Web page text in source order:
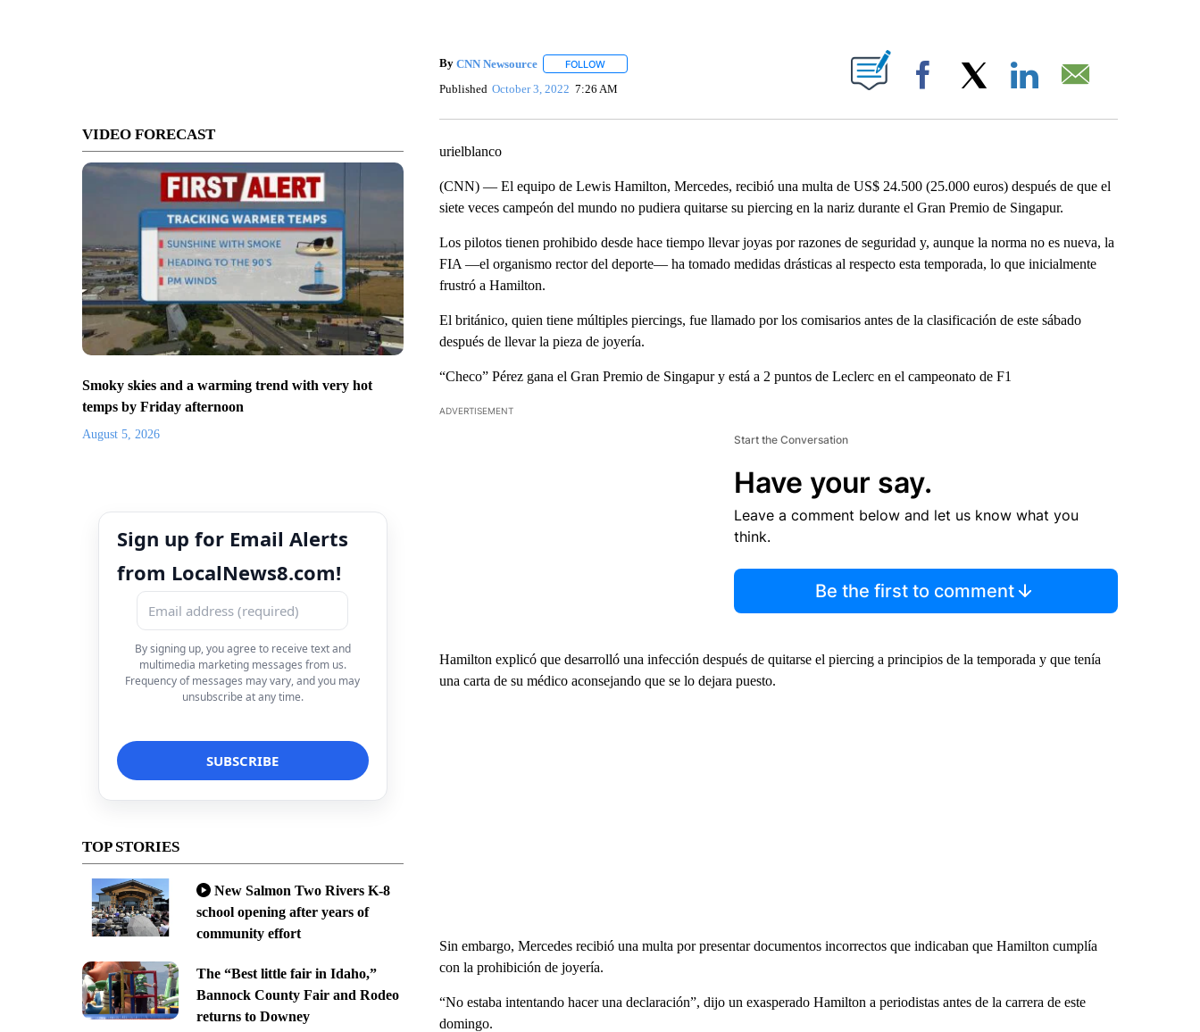
VIDEO FORECAST
Smoky skies and a warming trend with very hot
temps by Friday afternoon
August 5, 2026
Sign up for Email Alerts
from LocalNews8.com!
By signing up, you agree to receive text and
multimedia marketing messages from us.
Frequency of messages may vary, and you may
unsubscribe at any time.
TOP STORIES
New Salmon Two Rivers K-8
school opening after years of
community effort
The “Best little fair in Idaho,”
Bannock County Fair and Rodeo
returns to Downey
By CNN Newsource FOLLOWFOLLOW "" TO RECEIVE NOTIFICATIONS ABOUT NEW PAGES ON "".
Published October 3, 2022 7:26 AM Facebook
urielblanco
(CNN) — El equipo de Lewis Hamilton, Mercedes, recibió una multa de US$ 24.500 (25.000 euros) después de que el
siete veces campeón del mundo no pudiera quitarse su piercing en la nariz durante el Gran Premio de Singapur.
Los pilotos tienen prohibido desde hace tiempo llevar joyas por razones de seguridad y, aunque la norma no es nueva, la
FIA —el organismo rector del deporte— ha tomado medidas drásticas al respecto esta temporada, lo que inicialmente
frustró a Hamilton.
El británico, quien tiene múltiples piercings, fue llamado por los comisarios antes de la clasificación de este sábado
después de llevar la pieza de joyería.
“Checo” Pérez gana el Gran Premio de Singapur y está a 2 puntos de Leclerc en el campeonato de F1
ADVERTISEMENT
Start the Conversation
Have your say.
Leave a comment below and let us know what you
think.
Be the first to comment
Hamilton explicó que desarrolló una infección después de quitarse el piercing a principios de la temporada y que tenía
una carta de su médico aconsejando que se lo dejara puesto.
Sin embargo, Mercedes recibió una multa por presentar documentos incorrectos que indicaban que Hamilton cumplía
con la prohibición de joyería.
“No estaba intentando hacer una declaración”, dijo un exasperado Hamilton a periodistas antes de la carrera de este
domingo.